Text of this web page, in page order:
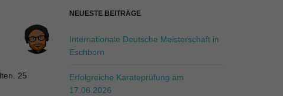
25
b
g
r
f
f
NEUESTE BEITRÄGE
Internationale Deutsche Meisterschaft in
Eschborn
Erfolgreiche Karateprüfung am
17.06.2026